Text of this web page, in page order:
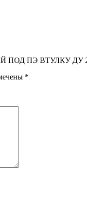
ПОД ПЭ ВТУЛКУ ДУ
*